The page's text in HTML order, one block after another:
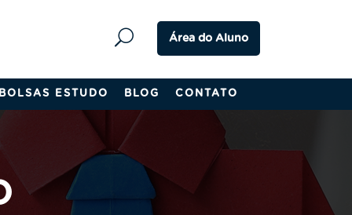
Área do Aluno
ESTUDO BLOG CONTATO